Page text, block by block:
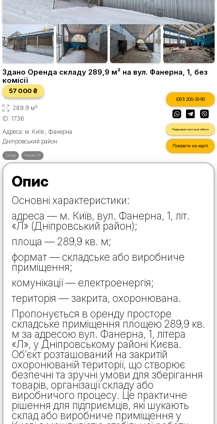
Здано Оренда складу 289,9 м² на вул. Фанерна, 1, без
комісії
57 000 ₴
289.9 м²
ID: 1736
Адреса: м. Київ , Фанерна
Дніпровський район
(067) 200-30-90
Повідомити про схожі об'єкти
Показати на карті
Склад Поверх 1/1
Опис
Основні характеристики:
адреса — м. Київ, вул. Фанерна, 1, літ.
«Л» (Дніпровський район);
площа — 289,9 кв. м;
формат — складське або виробниче
приміщення;
комунікації — електроенергія;
територія — закрита, охоронювана.
Пропонується в оренду просторе
складське приміщення площею 289,9 кв.
м за адресою вул. Фанерна, 1, літера
«Л», у Дніпровському районі Києва.
Об’єкт розташований на закритій
охоронюваній території, що створює
безпечні та зручні умови для зберігання
товарів, організації складу або
виробничого процесу. Це практичне
рішення для підприємців, які шукають
склад або виробниче приміщення у